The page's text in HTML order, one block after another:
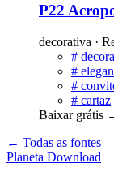
P22
decorativa ·
#
#
#
# cartaz
Baixar grátis
← Todas as fontes
Planeta Download